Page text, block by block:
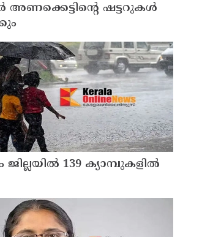
അണക്കെട്ടിന്റെ ഷട്ടറുകൾ
ജില്ലയിൽ 139 ക്യാമ്പുകളിൽ